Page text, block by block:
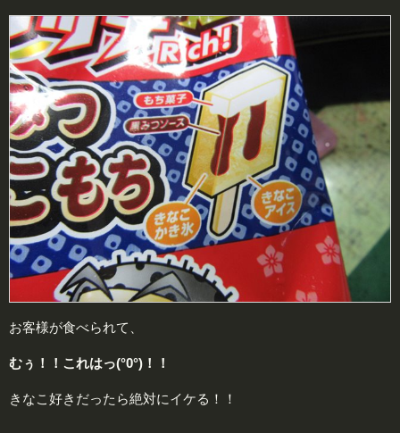
お客様が食べられて、
むぅ！！これはっ(°0°)！！
きなこ好きだったら絶対にイケる！！